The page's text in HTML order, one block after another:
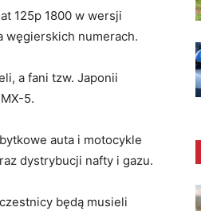
125p 1800 w wersji
węgierskich numerach.
a fani tzw. Japonii
5.
auta i motocykle
dystrybucji nafty i gazu.
będą musieli